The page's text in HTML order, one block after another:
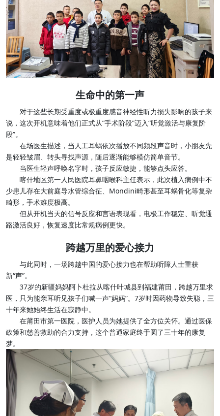
生命中的第一声
对于这些长期受重度或极重度感音神经性听力损失影响的孩子来
说，这次开机意味着他们正式从“手术阶段”迈入“听觉激活与康复阶
段”。
在场医生描述，当人工耳蜗依次播放不同频段声音时，小朋友先
是轻轻皱眉、转头寻找声源，随后逐渐能够模仿简单音节。
当医生轻声呼唤名字时，孩子反应敏捷，能够点头应答。
喀什地区第一人民医院耳鼻咽喉科主任表示，此次植入病例中不
少患儿存在大前庭导水管综合征、Mondini畸形甚至耳蜗骨化等复杂
畸形，手术难度极高。
但从开机当天的信号反应和言语表现看，电极工作稳定、听觉通
路激活良好，恢复速度比常规病例更快。
跨越万里的爱心接力
与此同时，一场跨越中国的爱心接力也在帮助听障人士重获
新“声”。
37岁的新疆妈妈阿卜杜拉从喀什叶城县到福建莆田，跨越万里求
医，只为能亲耳听见孩子们喊一声“妈妈”。7岁时因药物导致失聪，三
十年来她始终生活在寂静中。
在莆田市第一医院，医护人员为她提供了全方位关怀。通过医保
政策和慈善救助的合力支持，这个普通家庭终于圆了三十年的康复
梦。